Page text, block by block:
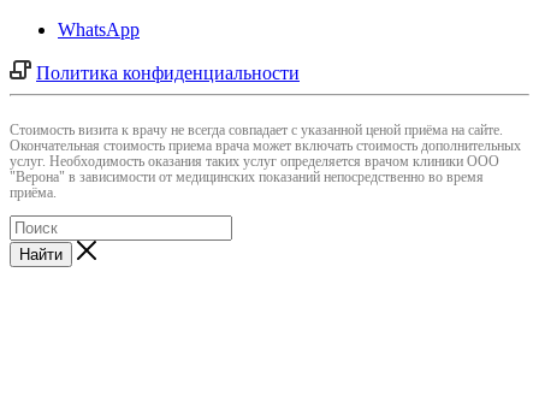
WhatsApp
Политика конфиденциальности
Cтоимость визита к врачу не всегда совпадает с указанной ценой приёма на сайте.
Окончательная стоимость приема врача может включать стоимость дополнительных
услуг. Необходимость оказания таких услуг определяется врачом клиники ООО
"Верона" в зависимости от медицинских показаний непосредственно во время
приёма.
Найти